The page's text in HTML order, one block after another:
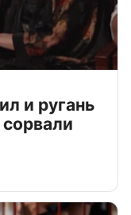
и ругань